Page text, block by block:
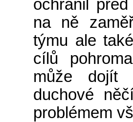
ochránil
na ně
týmu ale
cílů
může
duchové
problémem